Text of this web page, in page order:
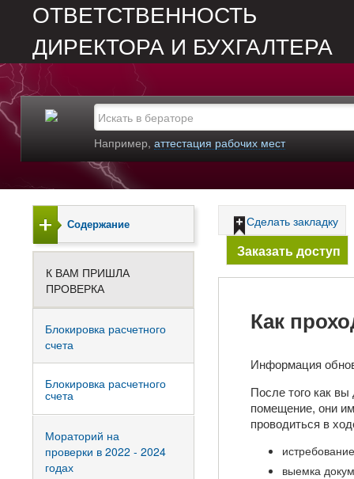
ОТВЕТСТВЕННОСТЬ
ДИРЕКТОРА И БУХГАЛТЕРА
Например, аттестация рабочих мест
Сделать закладку
Заказать доступ
Как
Информация
После того как
помещение, они
проводиться в
выемка
Содержание
К ВАМ ПРИШЛА
ПРОВЕРКА
Блокировка расчетного
счета
Блокировка расчетного
счета
Мораторий на
проверки в 2022 - 2024
годах